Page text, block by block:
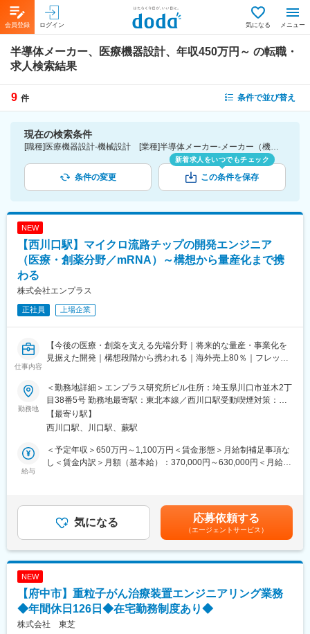
会員登録 ログイン 気になる メニュー
半導体メーカー、医療機器設計、年収450万円～ の転職・
求人検索結果
9 件 条件で並び替え
現在の検索条件
[職種]医療機器設計-機械設計 [業種]半導体メーカー-メーカー（機械・電気）業界 [年収]450万円～
条件の変更
新着求人をいつでもチェック
この条件を保存
NEW
【西川口駅】マイクロ流路チップの開発エンジニア
（医療・創薬分野／mRNA）～構想から量産化まで携
わる
株式会社エンプラス
正社員 上場企業
仕事内容
【今後の医療・創薬を支える先端分野｜将来的な量産・事業化を
見据えた開発｜構想段階から携われる｜海外売上80％｜フレック
■業務内容：
製品化を前提として、mRNA・MPS（Microphysiological
Systems）など先端医療・創薬分野向けのマイクロ流路チップを
中心に、関連装置の設計・開発をご担当いただきます。
マイクロ流路チップの構造設計と、それを動かす装置の両面を検
討しながら、実際に使用できる製品として形にしていく仕事で
積り
・CADによる図面作成（組立図・部品図）
2029年度を目安に外部装置メーカーと連携し、
チップの量産体制構築を進めていく予定です。
勤務地
＜勤務地詳細＞エンプラス研究所ビル住所：埼玉県川口市並木2丁
目38番5号 勤務地最寄駅：東北本線／西川口駅受動喫煙対策：屋
内全面禁煙変更の範囲：会社の定める事業所（リモートワーク含
む）
【最寄り駅】
西川口駅、川口駅、蕨駅
給与
＜予定年収＞650万円～1,100万円＜賃金形態＞月給制補足事項な
し＜賃金内訳＞月額（基本給）：370,000円～630,000円＜月給＞
であり、選考を通じて上下する可能性があります。月給(月額)は固
定手当を含めた表記です。
気になる 応募依頼する
（エージェントサービス）
NEW
【府中市】重粒子がん治療装置エンジニアリング業務
◆年間休日126日◆在宅勤務制度あり◆
株式会社 東芝